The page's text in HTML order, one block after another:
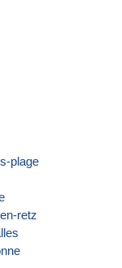
plage
retz